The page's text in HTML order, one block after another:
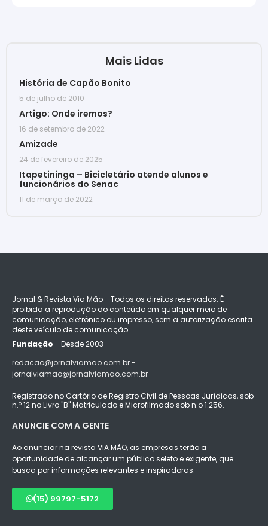
Mais Lidas
História de Capão Bonito
5 de julho de 2010
Artigo: Onde iremos?
16 de setembro de 2022
Amizade
24 de fevereiro de 2025
Itapetininga – Bicicletário atende alunos e
funcionários do Senac
11 de março de 2022
Jornal & Revista Via Mão - Todos os direitos reservados. É
proibida a reprodução do conteúdo em qualquer meio de
comunicação, eletrônico ou impresso, sem a autorização escrita
deste veículo de comunicação
Fundação - Desde 2003
redacao@jornalviamao.com.br -
jornalviamao@jornalviamao.com.br
Registrado no Cartório de Registro Civil de Pessoas Jurídicas, sob
n.º 12 no Livro "B" Matriculado e Microfilmado sob n.o 1.256.
ANUNCIE COM A GENTE
Ao anunciar na revista VIA MÃO, as empresas terão a
oportunidade de alcançar um público seleto e exigente, que
busca por informações relevantes e inspiradoras.
(15) 99797-5172